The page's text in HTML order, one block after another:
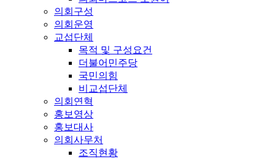
의회구성
의회운영
교섭단체
목적 및 구성요건
더불어민주당
국민의힘
비교섭단체
의회연혁
홍보영상
홍보대사
의회사무처
조직현황